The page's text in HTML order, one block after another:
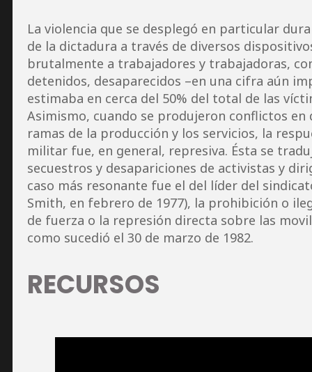
La violencia que se desplegó en particular
de la dictadura a través de diversos
brutalmente a trabajadores y trabajadoras,
detenidos, desaparecidos –en una cifra aún
estimaba en cerca del 50% del total de las
Asimismo, cuando se produjeron conflictos en
ramas de la producción y los servicios, la
militar fue, en general, represiva. Ésta se
secuestros y desapariciones de activistas y
caso más resonante fue el del líder del
Smith, en febrero de 1977), la prohibición o
de fuerza o la represión directa sobre las
como sucedió el 30 de marzo de 1982.
RECURSOS